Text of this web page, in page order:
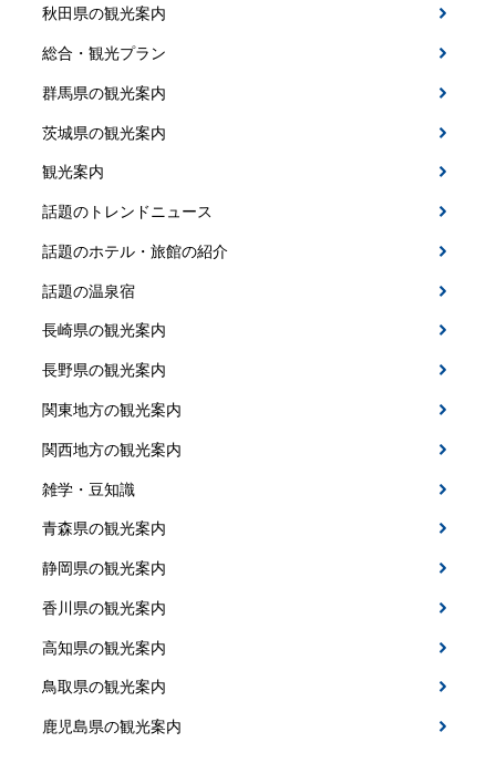
秋田県の観光案内
総合・観光プラン
群馬県の観光案内
茨城県の観光案内
観光案内
話題のトレンドニュース
話題のホテル・旅館の紹介
話題の温泉宿
長崎県の観光案内
長野県の観光案内
関東地方の観光案内
関西地方の観光案内
雑学・豆知識
青森県の観光案内
静岡県の観光案内
香川県の観光案内
高知県の観光案内
鳥取県の観光案内
鹿児島県の観光案内